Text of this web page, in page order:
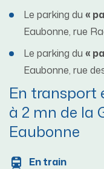
Le parking du «
Eaubonne, rue
Le parking du «
Eaubonne, rue
En transport
à 2 mn de la
Eaubonne
En train